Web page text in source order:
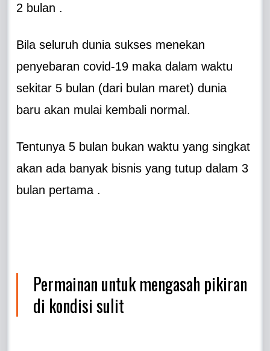
2 bulan .
Bila seluruh dunia sukses menekan
penyebaran covid-19 maka dalam waktu
sekitar 5 bulan (dari bulan maret) dunia
baru akan mulai kembali normal.
Tentunya 5 bulan bukan waktu yang singkat
akan ada banyak bisnis yang tutup dalam 3
bulan pertama .
Permainan untuk mengasah pikiran
di kondisi sulit